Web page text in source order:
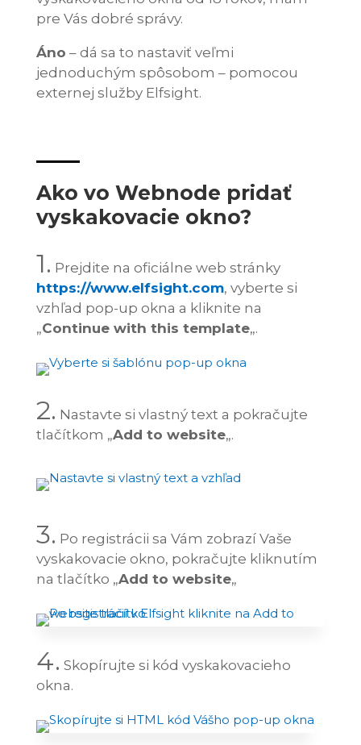
pre Vás dobré správy.
Áno – dá sa to nastaviť veľmi
jednoduchým spôsobom – pomocou
externej služby Elfsight.
Ako vo Webnode pridať
vyskakovacie okno?
1. Prejdite na oficiálne web stránky
https://www.elfsight.com, vyberte si
vzhľad pop-up okna a kliknite na
„Continue with this template„.
2. Nastavte si vlastný text a pokračujte
tlačítkom „Add to website„.
3. Po registrácii sa Vám zobrazí Vaše
vyskakovacie okno, pokračujte kliknutím
na tlačítko „Add to website„
4. Skopírujte si kód vyskakovacieho
okna.